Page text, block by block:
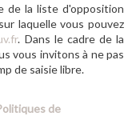
de la liste d'opposition
laquelle vous pouvez
. Dans le cadre de la
vous invitons à ne pas
de saisie libre.
de